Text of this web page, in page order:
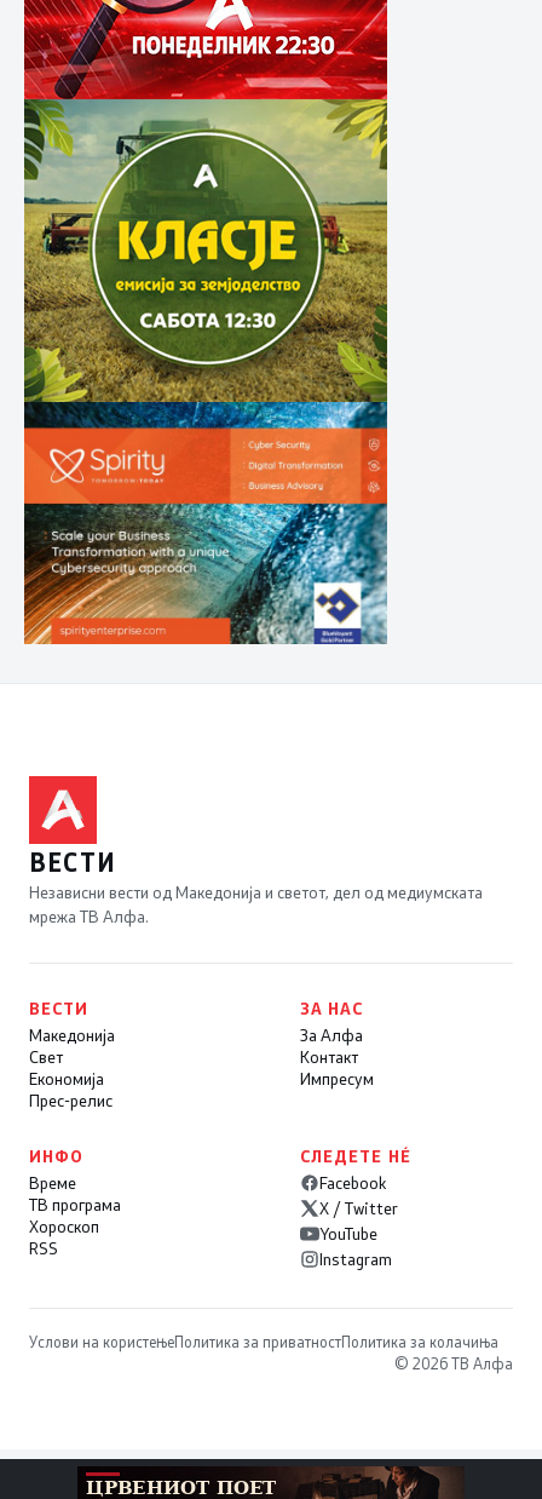
ВЕСТИ
Независни вести од Македонија и светот, дел од медиумската
мрежа ТВ Алфа.
ВЕСТИ
Македонија
Свет
Економија
Прес-релис
ЗА НАС
За Алфа
Контакт
Импресум
ИНФО
Време
ТВ програма
Хороскоп
RSS
СЛЕДЕТЕ НÉ
Facebook
X / Twitter
YouTube
Instagram
Услови на користењеПолитика за приватностПолитика за колачиња
© 2026 ТВ Алфа